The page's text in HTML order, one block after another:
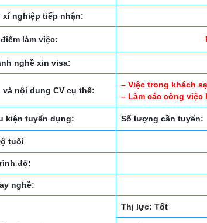
xí nghiệp tiếp nhận:
làm việc:
nghề xin visa:
và nội dung CV cụ thể:
– Việc trong khách
– Làm các công
kiện tuyển dụng: Số lượng cần tuyển:
tuổi
độ:
nghề:
Thị lực: Tốt